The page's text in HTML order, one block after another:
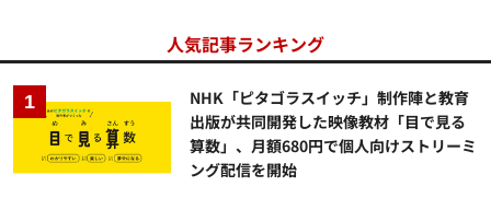
人気記事ランキング
NHK「ピタゴラスイッチ」制作陣と教育
出版が共同開発した映像教材「目で見る
算数」、月額680円で個人向けストリーミ
ング配信を開始